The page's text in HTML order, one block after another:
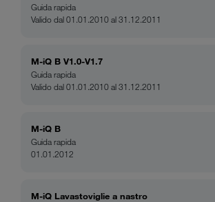
Guida rapida
Valido dal 01.01.2010 al 31.12.2011
M-iQ B V1.0-V1.7
Guida rapida
Valido dal 01.01.2010 al 31.12.2011
M-iQ B
Guida rapida
01.01.2012
M-iQ Lavastoviglie a nastro